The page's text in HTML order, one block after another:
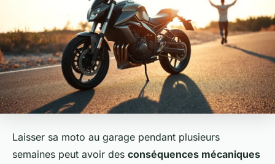
Laisser sa moto au garage pendant plusieurs
semaines peut avoir des conséquences mécaniques